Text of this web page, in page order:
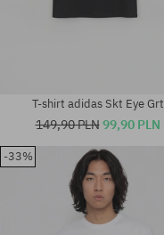
T-shirt adidas Skt Eye Grt
149,90 PLN99,90 PLN
-33%